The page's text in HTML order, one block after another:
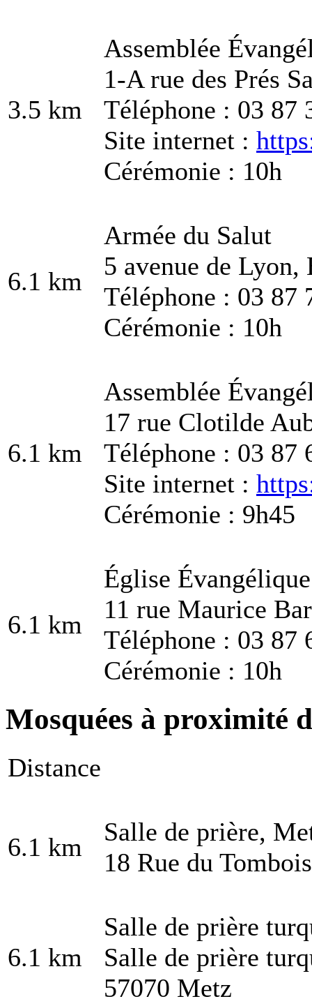
3.5 km
Assemblée
1-A rue des Prés
Téléphone : 03 87
Site internet :
Cérémonie : 10h
6.1 km
Armée du Salut
5 avenue de Lyon,
Téléphone : 03 87
Cérémonie : 10h
6.1 km
Assemblée
17 rue Clotilde
Téléphone : 03 87
Site internet :
Cérémonie : 9h45
6.1 km
Église
11 rue Maurice
Téléphone : 03 87
Cérémonie : 10h
Mosquées à proximité
Distance
6.1 km
Salle de prière,
18 Rue du
6.1 km
Salle de prière
Salle de prière
57070 Metz